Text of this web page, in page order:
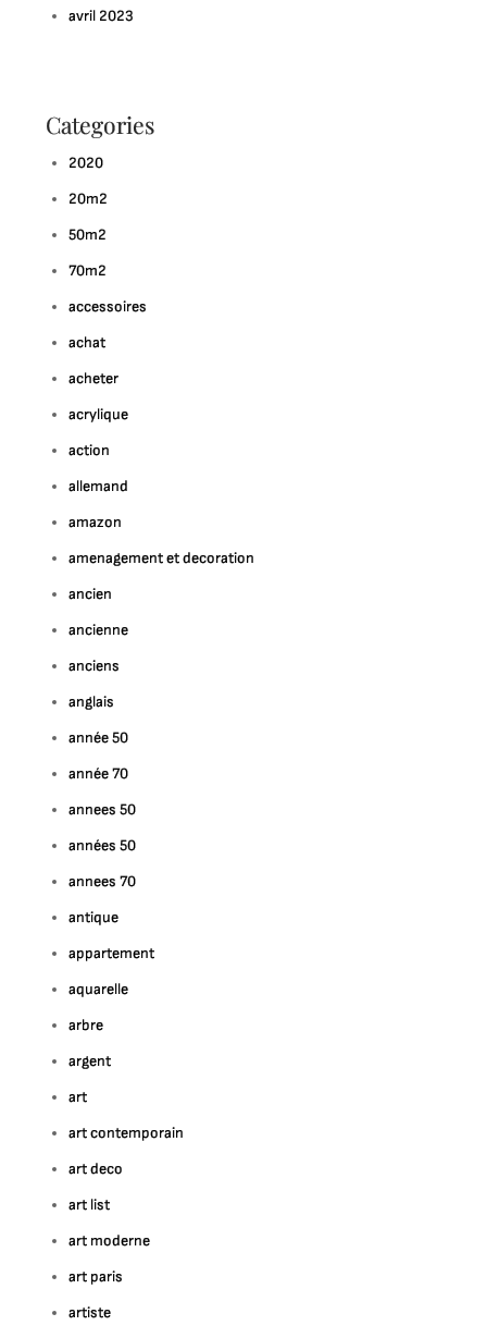
avril 2023
Categories
2020
20m2
50m2
70m2
accessoires
achat
acheter
acrylique
action
allemand
amazon
amenagement et decoration
ancien
ancienne
anciens
anglais
année 50
année 70
annees 50
années 50
annees 70
antique
appartement
aquarelle
arbre
argent
art
art contemporain
art deco
art list
art moderne
art paris
artiste